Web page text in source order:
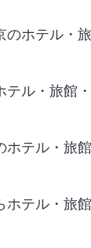
のホテル・
テル・旅館
ホテル・旅
ホテル・旅